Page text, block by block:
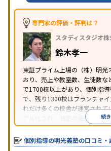
対策その他科目
特徴
中高一貫校生に対
の振替可能
を利用オンライ
習のみの受講可
り
※2023年3月調査。小学校高学年
専門家の評価・評判は？
スタディスタジオ
鈴木孝一
東証プライム上場の（株）明
おり、売上や教室数、生徒数
で1700校以上があり、個別指
で、残り1300校はフランチャ
れだけ多くの校舎が運営されて
アル化され、特定の優秀な人
ることが推測される。
続
個別指導の明光義塾の口コミ・